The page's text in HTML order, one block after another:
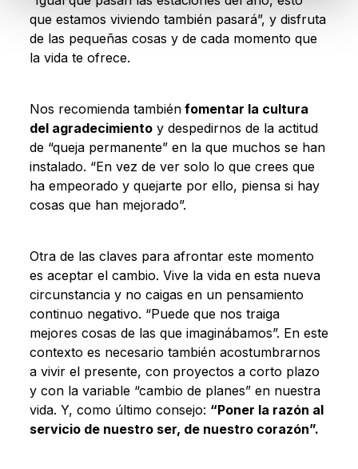
que estamos viviendo también pasará”, y disfruta
de las pequeñas cosas y de cada momento que
la vida te ofrece.
Nos recomienda tambiénfomentar la cultura
del agradecimientoy despedirnos de la actitud
de “queja permanente” en la que muchos se han
instalado. “En vez de ver solo lo que crees que
ha empeorado y quejarte por ello, piensa si hay
cosas que han mejorado”.
Otra de las claves para afrontar este momento
es aceptar el cambio. Vive la vida en esta nueva
circunstancia y no caigas en un pensamiento
continuo negativo. “Puede que nos traiga
mejores cosas de las que imaginábamos”. En este
contexto es necesario también acostumbrarnos
a vivir el presente, con proyectos a corto plazo
y con la variable “cambio de planes” en nuestra
vida. Y, como último consejo: “Poner la razón al
servicio de nuestro ser, de nuestro corazón”.